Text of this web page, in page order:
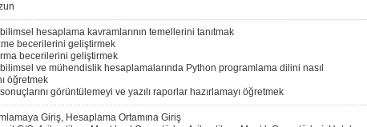
hesaplama kavramlarının temellerini tanıtmak
becerilerini geliştirmek
becerilerini geliştirmek
ve mühendislik hesaplamalarında Python programlama dilini nasıl
öğretmek
görüntülemeyi ve yazılı raporlar hazırlamayı öğretmek
Giriş, Hesaplama Ortamına Giriş